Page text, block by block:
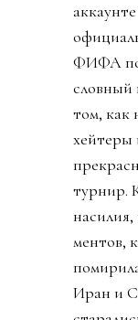
ФИФА
том, как
хейтеры
турнир.
насилия,
ментов,
Иран и